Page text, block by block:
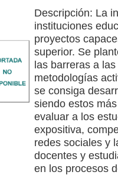
Descripción: La
instituciones
proyectos
superior. Se
las barreras a
metodologías
se consiga
siendo estos
evaluar a los
expositiva,
redes sociales y
docentes y
en los procesos